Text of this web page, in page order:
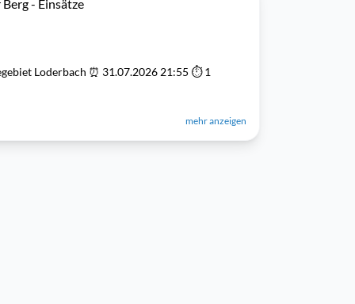
- Einsätze
Loderbach ⏰ 31.07.2026 21:55 ⏱ 1
mehr anzeigen